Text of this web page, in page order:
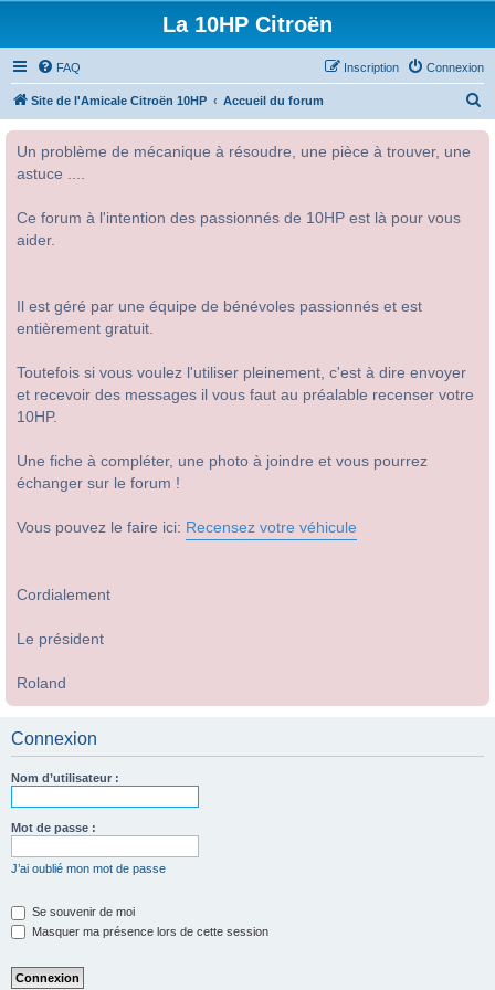
La 10HP Citroën
FAQ Connexion
Inscription
Site de l'Amicale Citroën 10HP Accueil du forum
Un problème de mécanique à résoudre, une pièce à trouver, une
astuce ....
Ce forum à l'intention des passionnés de 10HP est là pour vous
aider.
Il est géré par une équipe de bénévoles passionnés et est
entièrement gratuit.
Toutefois si vous voulez l'utiliser pleinement, c'est à dire envoyer
et recevoir des messages il vous faut au préalable recenser votre
10HP.
Une fiche à compléter, une photo à joindre et vous pourrez
échanger sur le forum !
Vous pouvez le faire ici: Recensez votre véhicule
Cordialement
Le président
Roland
Connexion
Nom d’utilisateur :
Mot de passe :
J’ai oublié mon mot de passe
Se souvenir de moi
Masquer ma présence lors de cette session